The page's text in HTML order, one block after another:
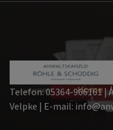
Telefon: 05364-966161 |
Velpke | E-mail:
Home